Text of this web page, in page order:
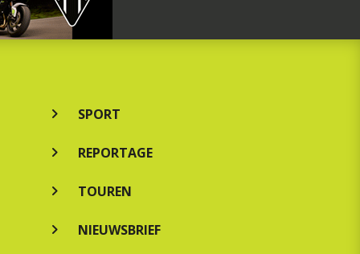
SPORT
REPORTAGE
TOUREN
NIEUWSBRIEF